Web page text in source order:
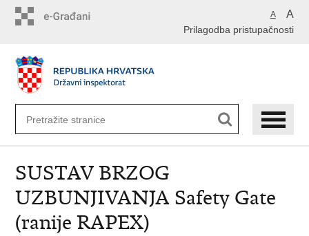
A A
Prilagodba pristupačnosti
SUSTAV BRZOG
UZBUNJIVANJA Safety Gate
(ranije RAPEX)